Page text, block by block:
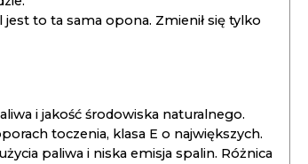
to ta sama opona. Zmienił się tylko
i jakość środowiska naturalnego.
toczenia, klasa E o największych.
paliwa i niska emisja spalin. Różnica